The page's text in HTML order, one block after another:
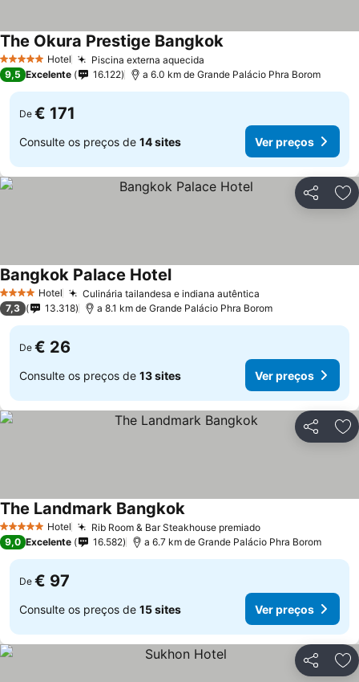
5 Estrelas Hotel Piscina externa aquecida
The Okura Prestige Bangkok
9,5 Excelente 16.122 a 6.0 km de Grande Palácio Phra Borom
De € 171
Consulte os preços de 14 sites Ver preços
Partilhar
4 EstrelasHotel Culinária tailandesa e indiana autêntica
Bangkok Palace Hotel
7,3 13.318 a 8.1 km de Grande Palácio Phra Borom
De € 26
Consulte os preços de 13 sites Ver preços
Partilhar
5 Estrelas Hotel Rib Room & Bar Steakhouse premiado
The Landmark Bangkok
9,0 Excelente 16.582 a 6.7 km de Grande Palácio Phra Borom
De € 97
Consulte os preços de 15 sites Ver preços
Partilhar